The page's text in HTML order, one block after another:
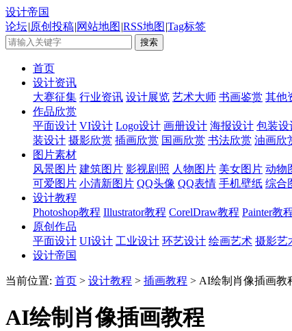
设计帝国
论坛|原创投稿|网站地图 |RSS地图 |Tag标签
首页
设计资讯
大赛征集 行业资讯 设计展览 艺术大师 书画鉴赏 其他
作品欣赏
平面设计 VI设计 Logo设计 画册设计 海报设计 包装设
装设计 摄影欣赏 插画欣赏 国画欣赏 书法欣赏 油画欣
图片素材
风景图片 建筑图片 影视剧照 人物图片 美女图片 动物
可爱图片 小清新图片 QQ头像 QQ表情 手机壁纸 综合
设计教程
Photoshop教程 Illustrator教程 CorelDraw教程 Painter教
原创作品
平面设计 UI设计 工业设计 环艺设计 绘画艺术 摄影艺
设计帝国
当前位置: 首页 > 设计教程 > 插画教程 > AI绘制肖像插画教
AI绘制肖像插画教程